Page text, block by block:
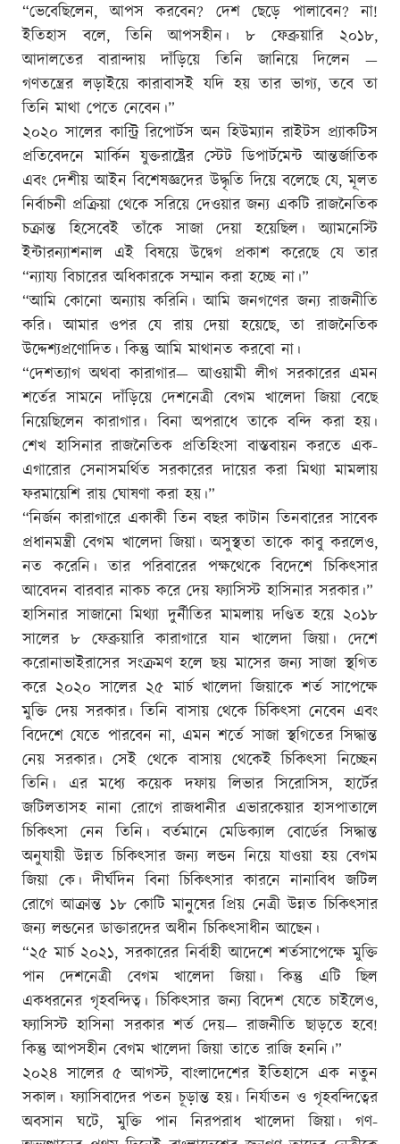
“ভেবেছিলেন, আপস করবেন? দেশ ছেড়ে পালাবেন? না!
ইতিহাস বলে, তিনি আপসহীন। ৮ ফেব্রুয়ারি ২০১৮,
আদালতের বারান্দায় দাঁড়িয়ে তিনি জানিয়ে দিলেন —
গণতন্ত্রের লড়াইয়ে কারাবাসই যদি হয় তার ভাগ্য, তবে তা
তিনি মাথা পেতে নেবেন।”
২০২০ সালের কান্ট্রি রিপোর্টস অন হিউম্যান রাইটস প্র্যাকটিস
প্রতিবেদনে মার্কিন যুক্তরাষ্ট্রের স্টেট ডিপার্টমেন্ট আন্তর্জাতিক
এবং দেশীয় আইন বিশেষজ্ঞদের উদ্ধৃতি দিয়ে বলেছে যে, মূলত
নির্বাচনী প্রক্রিয়া থেকে সরিয়ে দেওয়ার জন্য একটি রাজনৈতিক
চক্রান্ত হিসেবেই তাঁকে সাজা দেয়া হয়েছিল। অ্যামনেস্টি
ইন্টারন্যাশনাল এই বিষয়ে উদ্বেগ প্রকাশ করেছে যে তার
“ন্যায্য বিচারের অধিকারকে সম্মান করা হচ্ছে না।”
“আমি কোনো অন্যায় করিনি। আমি জনগণের জন্য রাজনীতি
করি। আমার ওপর যে রায় দেয়া হয়েছে, তা রাজনৈতিক
উদ্দেশ্যপ্রণোদিত। কিন্তু আমি মাথানত করবো না।
“দেশত্যাগ অথবা কারাগার— আওয়ামী লীগ সরকারের এমন
শর্তের সামনে দাঁড়িয়ে দেশনেত্রী বেগম খালেদা জিয়া বেছে
নিয়েছিলেন কারাগার। বিনা অপরাধে তাকে বন্দি করা হয়।
শেখ হাসিনার রাজনৈতিক প্রতিহিংসা বাস্তবায়ন করতে এক-
এগারোর সেনাসমর্থিত সরকারের দায়ের করা মিথ্যা মামলায়
ফরমায়েশি রায় ঘোষণা করা হয়।”
“নির্জন কারাগারে একাকী তিন বছর কাটান তিনবারের সাবেক
প্রধানমন্ত্রী বেগম খালেদা জিয়া। অসুস্থতা তাকে কাবু করলেও,
নত করেনি। তার পরিবারের পক্ষথেকে বিদেশে চিকিৎসার
আবেদন বারবার নাকচ করে দেয় ফ্যাসিস্ট হাসিনার সরকার।”
হাসিনার সাজানো মিথ্যা দুর্নীতির মামলায় দণ্ডিত হয়ে ২০১৮
সালের ৮ ফেব্রুয়ারি কারাগারে যান খালেদা জিয়া। দেশে
করোনাভাইরাসের সংক্রমণ হলে ছয় মাসের জন্য সাজা স্থগিত
করে ২০২০ সালের ২৫ মার্চ খালেদা জিয়াকে শর্ত সাপেক্ষে
মুক্তি দেয় সরকার। তিনি বাসায় থেকে চিকিৎসা নেবেন এবং
বিদেশে যেতে পারবেন না, এমন শর্তে সাজা স্থগিতের সিদ্ধান্ত
নেয় সরকার। সেই থেকে বাসায় থেকেই চিকিৎসা নিচ্ছেন
তিনি। এর মধ্যে কয়েক দফায় লিভার সিরোসিস, হার্টের
জটিলতাসহ নানা রোগে রাজধানীর এভারকেয়ার হাসপাতালে
চিকিৎসা নেন তিনি। বর্তমানে মেডিক্যাল বোর্ডের সিদ্ধান্ত
অনুযায়ী উন্নত চিকিৎসার জন্য লন্ডন নিয়ে যাওয়া হয় বেগম
জিয়া কে। দীর্ঘদিন বিনা চিকিৎসার কারনে নানাবিধ জটিল
রোগে আক্রান্ত ১৮ কোটি মানুষের প্রিয় নেত্রী উন্নত চিকিৎসার
জন্য লন্ডনের ডাক্তারদের অধীন চিকিৎসাধীন আছেন।
“২৫ মার্চ ২০২১, সরকারের নির্বাহী আদেশে শর্তসাপেক্ষে মুক্তি
পান দেশনেত্রী বেগম খালেদা জিয়া। কিন্তু এটি ছিল
একধরনের গৃহবন্দিত্ব। চিকিৎসার জন্য বিদেশ যেতে চাইলেও,
ফ্যাসিস্ট হাসিনা সরকার শর্ত দেয়— রাজনীতি ছাড়তে হবে!
কিন্তু আপসহীন বেগম খালেদা জিয়া তাতে রাজি হননি।”
২০২৪ সালের ৫ আগস্ট, বাংলাদেশের ইতিহাসে এক নতুন
সকাল। ফ্যাসিবাদের পতন চূড়ান্ত হয়। নির্যাতন ও গৃহবন্দিত্বের
অবসান ঘটে, মুক্তি পান নিরপরাধ খালেদা জিয়া। গণ-